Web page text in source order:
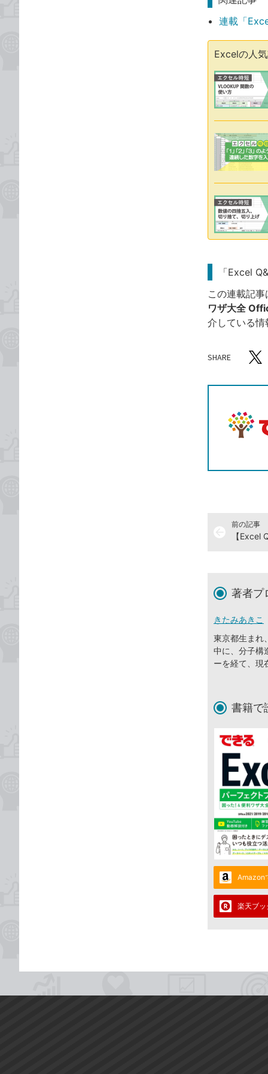
連載「
Excelの人
「Excel
この連載記
ワザ大全
介している
SHARE
記事を X
前の記事
著者プ
きたみあきこ
東京都生まれ
中に、分子構
ーを経て、現
書籍で
Amazon
楽天ブ